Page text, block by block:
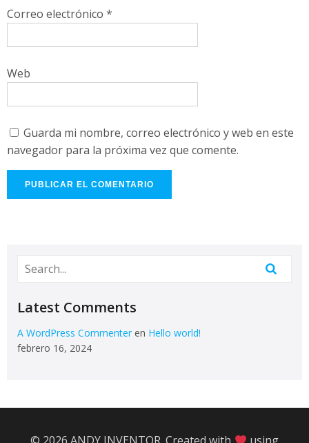
Correo electrónico *
Web
Guarda mi nombre, correo electrónico y web en este
navegador para la próxima vez que comente.
Latest Comments
A WordPress Commenter en Hello world!
febrero 16, 2024